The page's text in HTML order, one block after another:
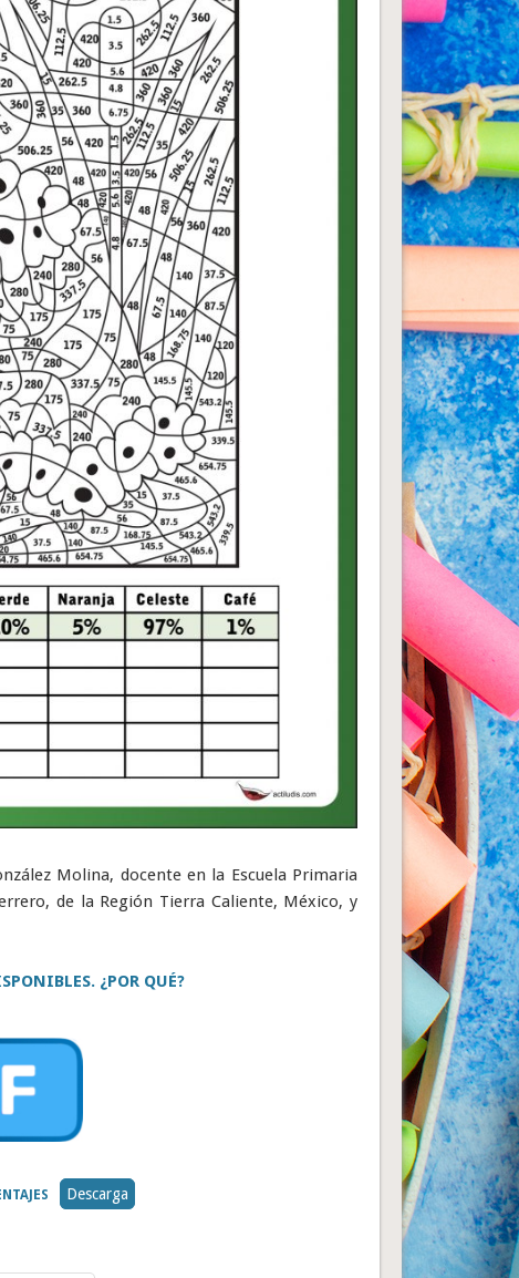
Molina, docente en la Escuela Primaria
de la Región Tierra Caliente, México, y
¿POR QUÉ?
Descarga